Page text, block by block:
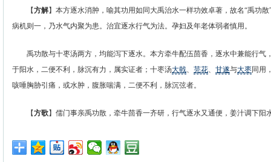
【方解】本方逐水消肿，喻其功用如同大禹治水一样功效卓著，故名“禹功
病机则一，乃水气内聚为患。治宜逐水行气为法。孕妇及年老体弱者慎用。
禹功散与十枣汤两方，均能泻下逐水。本方牵牛配伍茴香，逐水中兼能行气
于阳水，二便不利，脉沉有力，属实证者；十枣汤大戟、 芫花、 甘遂与大枣同用
咳唾胸胁引痛，或水肿，腹胀喘满，二便不利，脉沉弦者。
【方歌】儒门事亲禹功散，牵牛茴香一齐研，行气逐水又通便，姜汁调下阳